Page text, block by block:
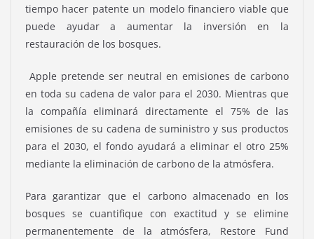
tiempo hacer patente un modelo financiero viable que
puede ayudar a aumentar la inversión en la
restauración de los bosques.
Apple pretende ser neutral en emisiones de carbono
en toda su cadena de valor para el 2030. Mientras que
la compañía eliminará directamente el 75% de las
emisiones de su cadena de suministro y sus productos
para el 2030, el fondo ayudará a eliminar el otro 25%
mediante la eliminación de carbono de la atmósfera.
Para garantizar que el carbono almacenado en los
bosques se cuantifique con exactitud y se elimine
permanentemente de la atmósfera, Restore Fund